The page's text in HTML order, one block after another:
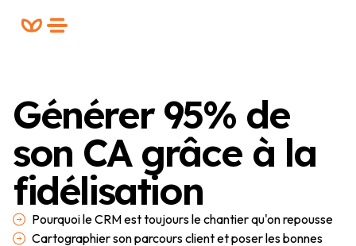
Générer 95% de
son CA grâce à la
fidélisation
Pourquoi le CRM est toujours le chantier qu'on repousse
Cartographier son parcours client et poser les bonnes